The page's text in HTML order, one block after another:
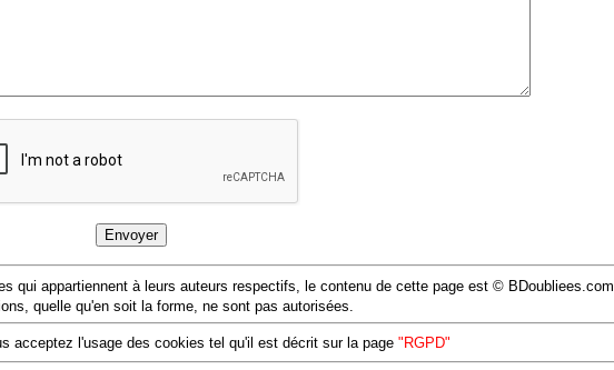
qui appartiennent à leurs auteurs respectifs, le contenu de cette page est © BDoubliees.com.
quelle qu'en soit la forme, ne sont pas autorisées.
acceptez l'usage des cookies tel qu'il est décrit sur la page "RGPD"